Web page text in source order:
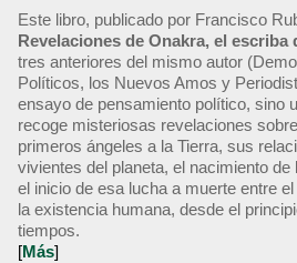
Este libro, publicado por Francisco
Revelaciones de Onakra, el escriba
tres anteriores del mismo autor
Políticos, los Nuevos Amos y
ensayo de pensamiento político, sino
recoge misteriosas revelaciones
primeros ángeles a la Tierra, sus
vivientes del planeta, el nacimiento
el inicio de esa lucha a muerte entre
la existencia humana, desde el
tiempos.
[Más]